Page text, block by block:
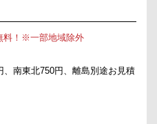
料！※一部地域除外
南東北750円、離島別途お見積